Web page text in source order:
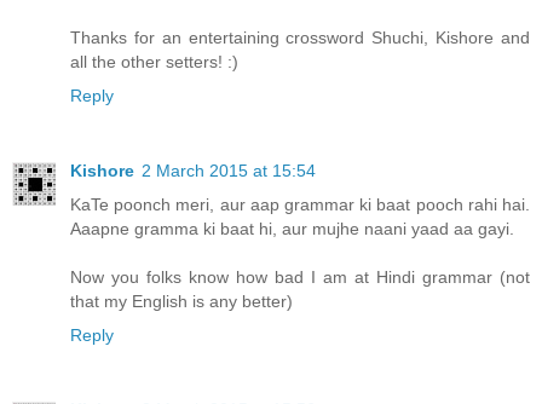
Thanks for an entertaining crossword Shuchi, Kishore and
all the other setters! :)
Reply
Kishore 2 March 2015 at 15:54
KaTe poonch meri, aur aap grammar ki baat pooch rahi hai.
Aaapne gramma ki baat hi, aur mujhe naani yaad aa gayi.
Now you folks know how bad I am at Hindi grammar (not
that my English is any better)
Reply